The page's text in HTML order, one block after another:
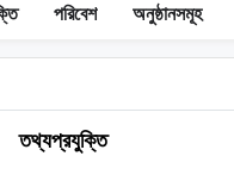
পরিবেশ অনুষ্ঠানসমূহ
তথ্যপ্রযুক্তি